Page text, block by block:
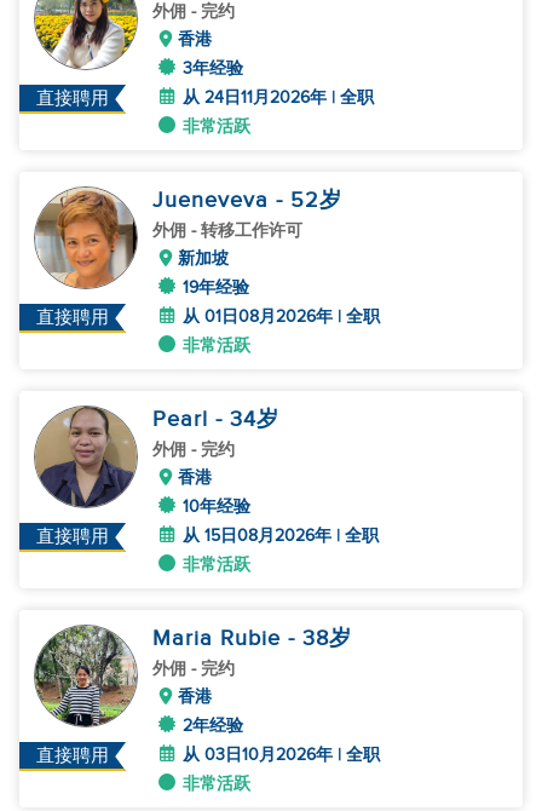
直接聘用
外佣 - 完约
香港
3年经验
从 24日11月2026年 | 全职
非常活跃
直接聘用
Jueneveva - 52岁
外佣 - 转移工作许可
新加坡
19年经验
从 01日08月2026年 | 全职
非常活跃
直接聘用
Pearl - 34岁
外佣 - 完约
香港
10年经验
从 15日08月2026年 | 全职
非常活跃
直接聘用
Maria Rubie - 38岁
外佣 - 完约
香港
2年经验
从 03日10月2026年 | 全职
非常活跃